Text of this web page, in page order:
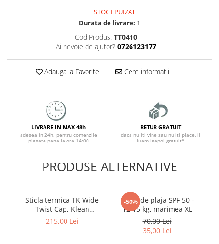
STOC EPUIZAT
Durata de livrare: 1
Cod Produs: TT0410
Ai nevoie de ajutor? 0726123177
Adauga la Favorite Cere informatii
LIVRARE IN MAX 48h
adesea in 24h, pentru comenzile
plasate pana la ora 14:00
RETUR GRATUIT
daca nu iti vine sau nu iti place, il
luam inapoi gratuit*
PRODUSE ALTERNATIVE
Sticla termica TK Wide
Twist Cap, Klean
Kanteen, 473 ml, Blue
215,00 Lei
-50%
Bluza de plaja SPF 50 -
12-15 kg, marimea XL
70,00 Lei
35,00 Lei